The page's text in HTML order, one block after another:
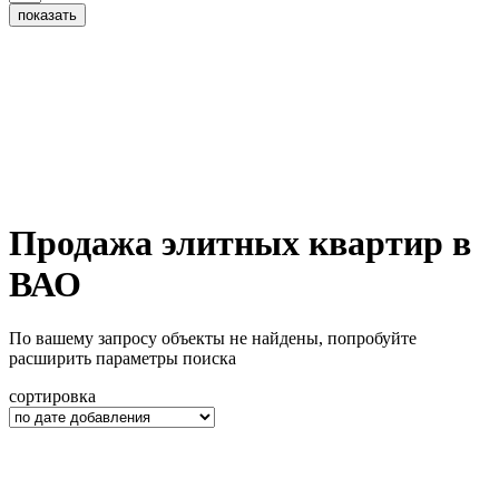
показать
Продажа элитных квартир в
ВАО
По вашему запросу объекты не найдены, попробуйте
расширить параметры поиска
сортировка